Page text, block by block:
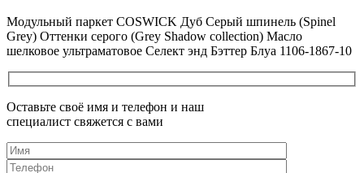
Модульный паркет COSWICK Дуб Серый шпинель (Spinel
Grey) Оттенки серого (Grеy Shadow collection) Масло
шелковое ультраматовое Селект энд Бэттер Блуа 1106-1867-10
Оставьте своё имя и телефон и наш
специалист свяжется с вами